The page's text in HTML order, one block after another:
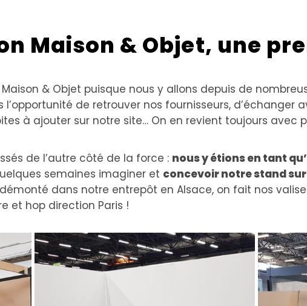
Maison & Objet, une
& Objet puisque nous y allons depuis de
de retrouver nos fournisseurs, d’échanger
à ajouter sur notre site… On en revient toujours avec
de l’autre côté de la force : nous y étions en tant
semaines imaginer et concevoir notre stand
dans notre entrepôt en Alsace, on fait nos
et hop direction Paris !